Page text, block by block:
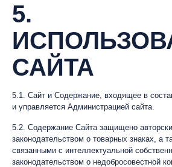
5.
САЙТА
5.1. Сайт и Содержание, входящее в
и управляется Администрацией сайта.
5.2. Содержание Сайта защищено
законодательством о товарных знаках, а
связанными с интеллектуальной
законодательством о недобросовестной